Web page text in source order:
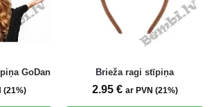
GoDan
(21%)
Brieža ragi stīpiņa
2.95 € ar PVN (21%)